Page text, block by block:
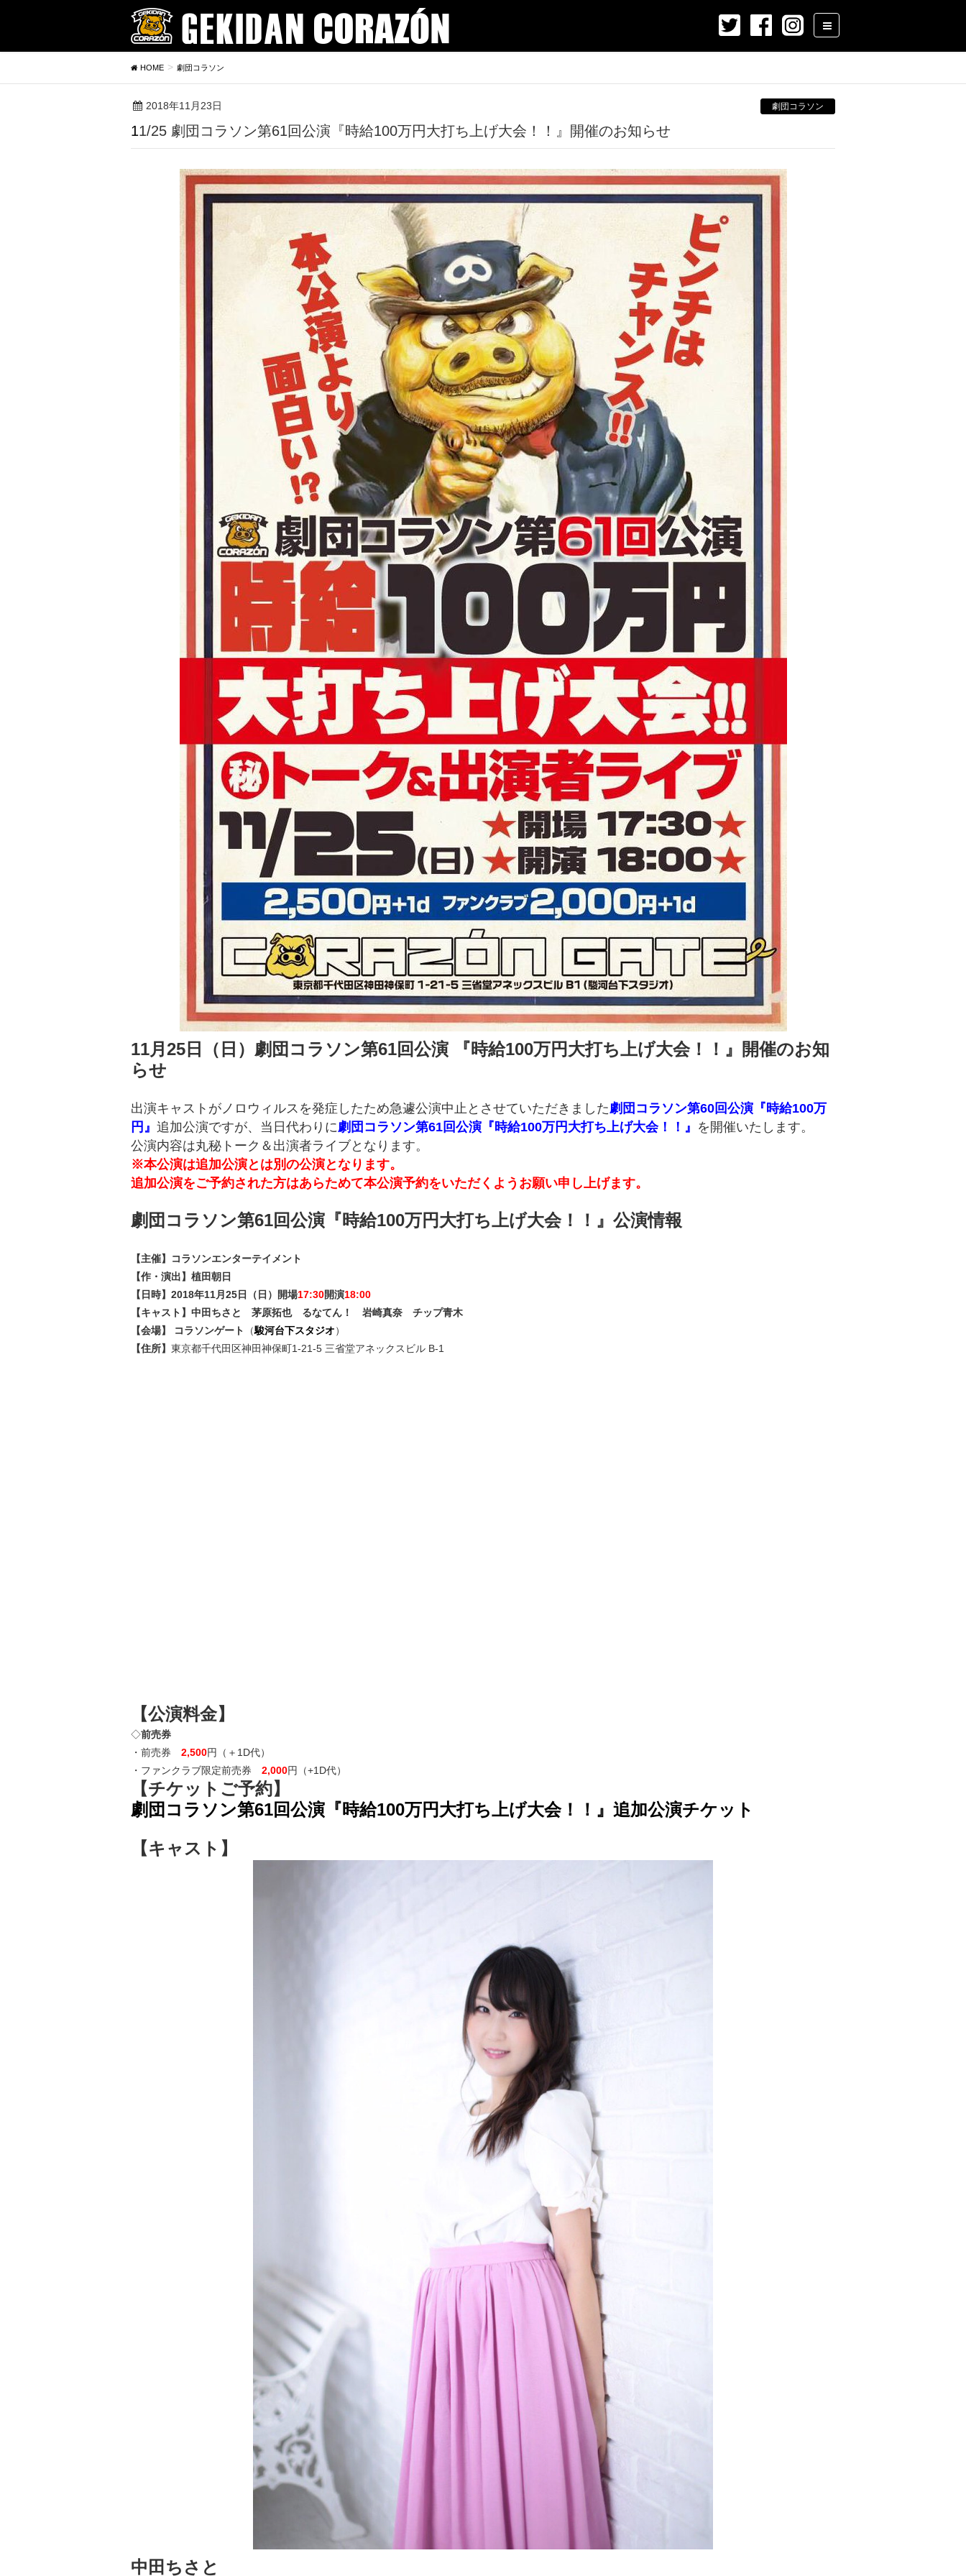
HOME 劇団コラソン
2018年11月23日 劇団コラソン
11/25 劇団コラソン第61回公演『時給100万円大打ち上げ大会！！』開催のお知らせ
11月25日（日）劇団コラソン第61回公演 『時給100万円大打ち上げ大会！！』開催のお知
らせ
出演キャストがノロウィルスを発症したため急遽公演中止とさせていただきました劇団コラソン第60回公演『時給100万
円』 追加公演ですが、当日代わりに劇団コラソン第61回公演『時給100万円大打ち上げ大会！！』 を開催いたします。
公演内容は丸秘トーク＆出演者ライブとなります。
※本公演は追加公演とは別の公演となります。
追加公演をご予約された方はあらためて本公演予約をいただくようお願い申し上げます。
劇団コラソン第61回公演『時給100万円大打ち上げ大会！！』公演情報
【主催】コラソンエンターテイメント
【作・演出】植田朝日
【日時】2018年11月25日（日）開場17:30開演18:00
【キャスト】中田ちさと 茅原拓也 るなてん！ 岩崎真奈 チップ青木
【会場】
コラソンゲート （駿河台下スタジオ）
【住所】 東京都千代田区神田神保町1-21-5 三省堂アネックスビル B-1
【公演料金】
◇前売券
・前売券 2,500円（＋1D代）
・ファンクラブ限定前売券 2,000円（+1D代）
【チケットご予約】
劇団コラソン第61回公演『時給100万円大打ち上げ大会！！』追加公演チケット
【キャスト】
中田ちさと